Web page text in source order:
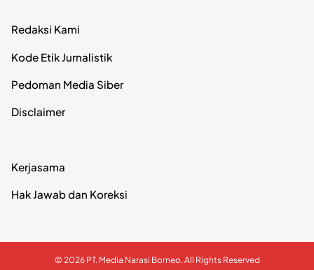
Redaksi Kami
Kode Etik Jurnalistik
Pedoman Media Siber
Disclaimer
Kerjasama
Hak Jawab dan Koreksi
© 2026 PT. Media Narasi Borneo. All Rights Reserved